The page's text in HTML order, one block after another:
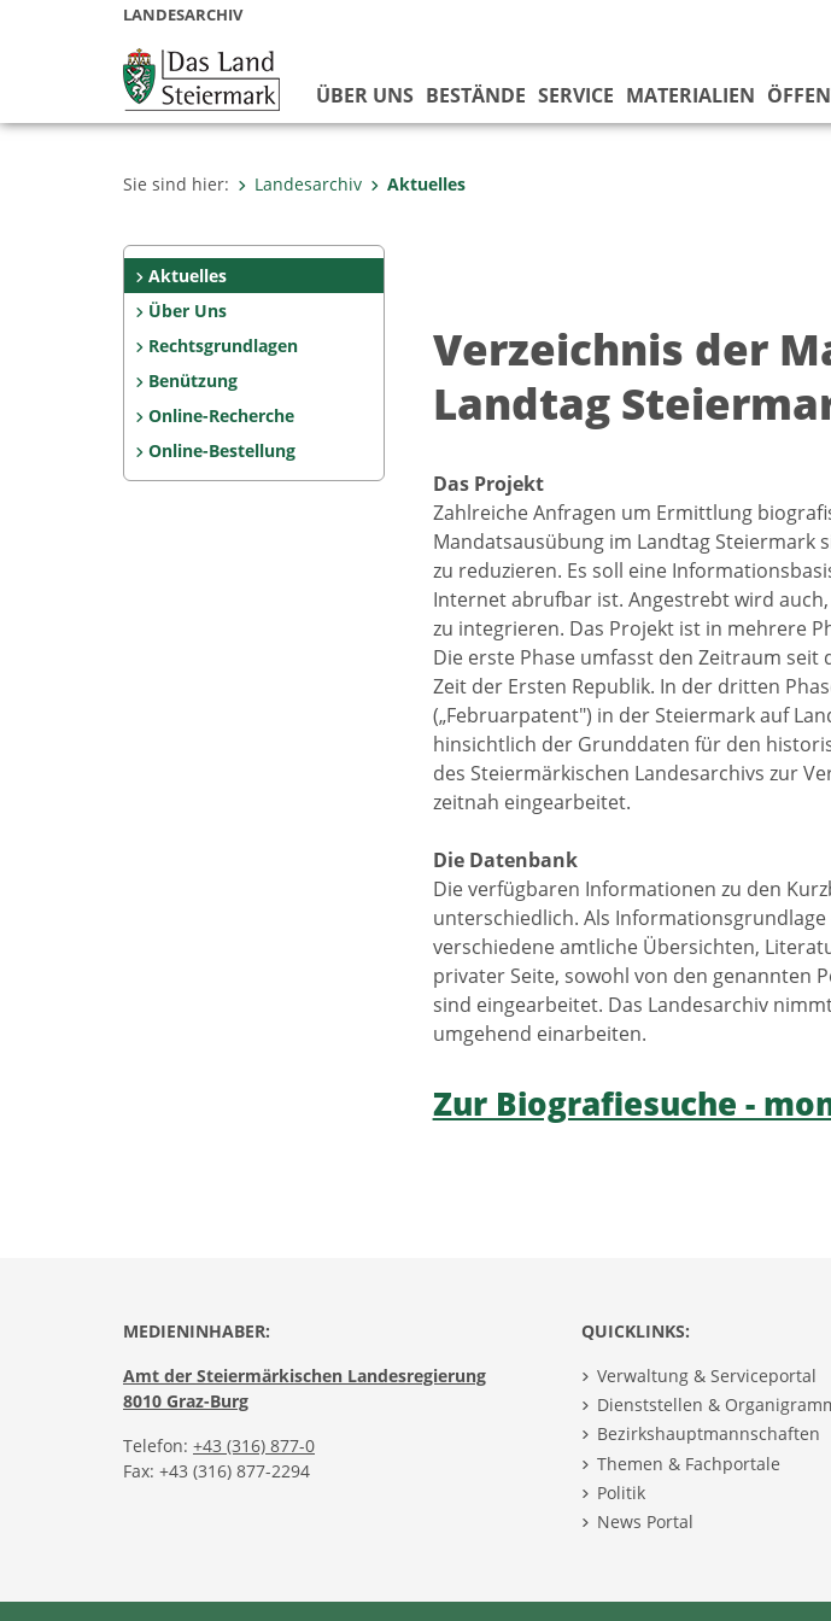
LANDESARCHIV
ÜBER UNS BESTÄNDE SERVICE MATERIALIEN
Sie sind hier: Landesarchiv Aktuelles
Aktuelles
Über Uns
Rechtsgrundlagen
Benützung
Online-Recherche
Online-Bestellung
Verzeichnis der
Landtag
Das Projekt
Zahlreiche Anfragen um Ermittlung
Mandatsausübung im Landtag Steiermark
zu reduzieren. Es soll eine
Internet abrufbar ist. Angestrebt wird
zu integrieren. Das Projekt ist in mehrere
Die erste Phase umfasst den Zeitraum seit
Zeit der Ersten Republik. In der dritten
(„Februarpatent") in der Steiermark auf
hinsichtlich der Grunddaten für den
des Steiermärkischen Landesarchivs zur
zeitnah eingearbeitet.
Die Datenbank
Die verfügbaren Informationen zu den
unterschiedlich. Als
verschiedene amtliche Übersichten,
privater Seite, sowohl von den genannten
sind eingearbeitet. Das Landesarchiv
umgehend einarbeiten.
Zur Biografiesuche -
MEDIENINHABER:
Amt der Steiermärkischen Landesregierung
8010 Graz-Burg
Telefon: +43 (316) 877-0
Fax: +43 (316) 877-2294
QUICKLINKS:
Verwaltung & Serviceportal
Dienststellen &
Bezirkshauptmannschaften
Themen & Fachportale
Politik
News Portal